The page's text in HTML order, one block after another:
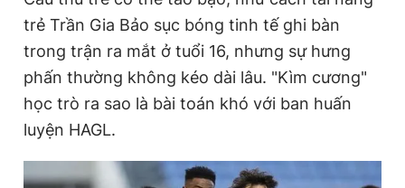
trẻ Trần Gia Bảo sục bóng tinh tế ghi bàn
trong trận ra mắt ở tuổi 16, nhưng sự hưng
phấn thường không kéo dài lâu. "Kìm cương"
học trò ra sao là bài toán khó với ban huấn
luyện HAGL.